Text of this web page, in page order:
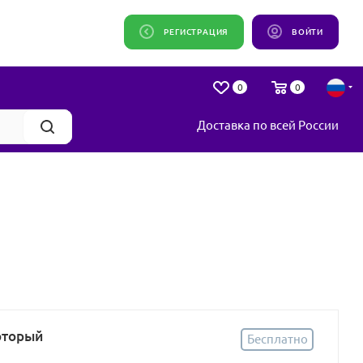
ВОЙТИ
РЕГИСТРАЦИЯ
0 0
Доставка по всей России
Бесплатно